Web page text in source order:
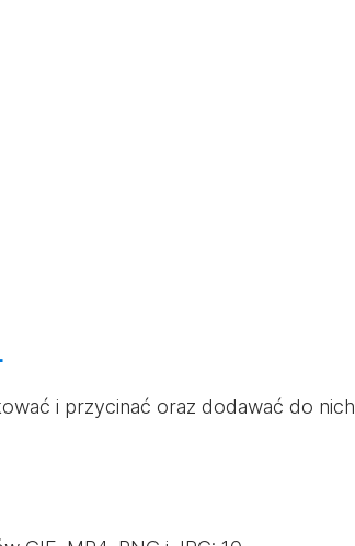
i przycinać oraz dodawać do nich